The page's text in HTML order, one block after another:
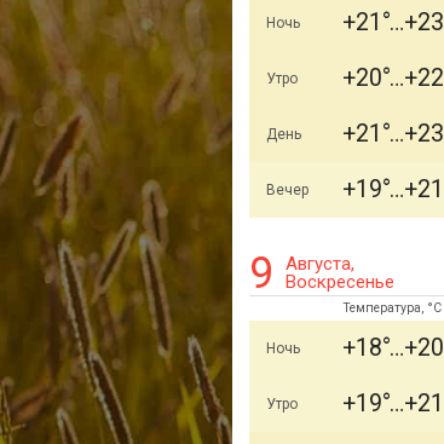
Ночь +21 +23
Утро +20 +22
День +21 +23
Вечер +19 +21
9
Августа,
Воскресенье
Температура, °C
Ночь +18 +20
Утро +19 +21